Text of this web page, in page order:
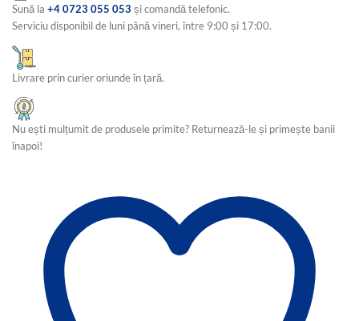
cu
doua
dimensiunea
60x90cm
H&H106
Sună la +4 0723 055 053 și comandă telefonic.
Serviciu disponibil de luni până vineri, între 9:00 și 17:00.
Livrare prin curier oriunde în țară.
Nu ești mulțumit de produsele primite? Returnează-le și primește banii
înapoi!